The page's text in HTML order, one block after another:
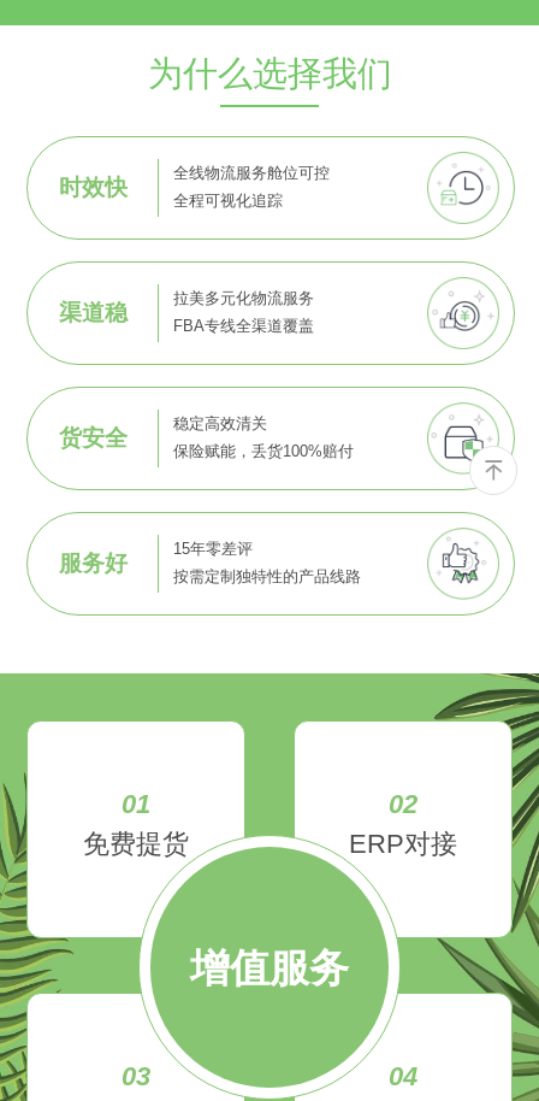
为什么选择我们
时效快
全线物流服务舱位可控
全程可视化追踪
渠道稳
拉美多元化物流服务
FBA专线全渠道覆盖
货安全
稳定高效清关
保险赋能，丢货100%赔付
服务好
15年零差评
按需定制独特性的产品线路
增值服务
01
免费提货
02
ERP对接
03
04